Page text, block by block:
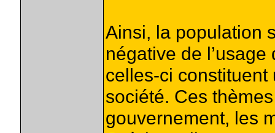
Ainsi, la population
négative de
celles-ci
société. Ces
gouvernement, les